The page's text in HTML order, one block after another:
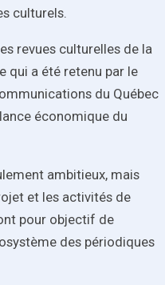
culturels.
revues culturelles de la
qui a été retenu par le
du Québec
économique du
ambitieux, mais
et les activités de
pour objectif de
des périodiques